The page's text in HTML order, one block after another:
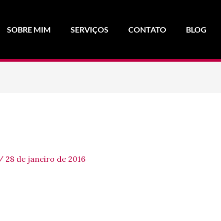
SOBRE MIM SERVIÇOS CONTATO BLOG
/ 28 de janeiro de 2016